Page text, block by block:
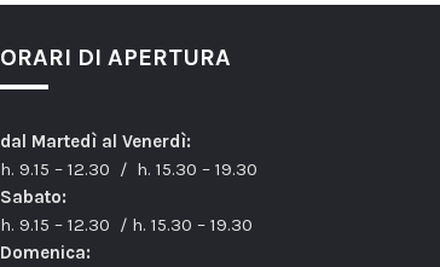
ORARI DI APERTURA
dal Martedì al Venerdì:
h. 9.15 – 12.30 / h. 15.30 – 19.30
Sabato:
h. 9.15 – 12.30 / h. 15.30 – 19.30
Domenica: